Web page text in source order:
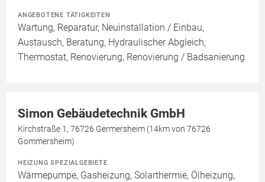
ANGEBOTENE TÄTIGKEITEN
Wartung, Reparatur, Neuinstallation / Einbau,
Austausch, Beratung, Hydraulischer Abgleich,
Thermostat, Renovierung, Renovierung / Badsanierung
Simon Gebäudetechnik GmbH
Kirchstraße 1, 76726 Germersheim (14km von 76726
Gommersheim)
HEIZUNG SPEZIALGEBIETE
Wärmepumpe, Gasheizung, Solarthermie, Ölheizung,